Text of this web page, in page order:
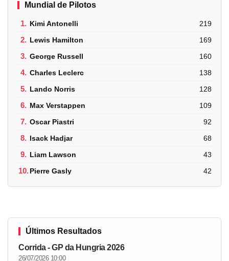
Mundial de Pilotos
1. Kimi Antonelli 219
2. Lewis Hamilton 169
3. George Russell 160
4. Charles Leclerc 138
5. Lando Norris 128
6. Max Verstappen 109
7. Oscar Piastri 92
8. Isack Hadjar 68
9. Liam Lawson 43
10.Pierre Gasly 42
Últimos Resultados
Corrida - GP da Hungria 2026
26/07/2026 10:00